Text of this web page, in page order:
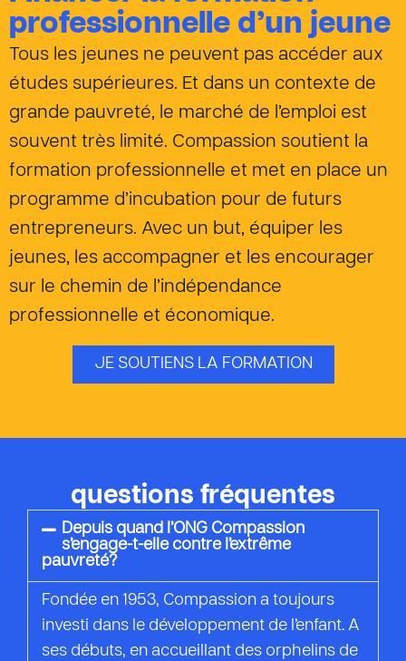
professionnelle d’un jeune
Tous les jeunes ne peuvent pas accéder aux
études supérieures. Et dans un contexte de
grande pauvreté, le marché de l’emploi est
souvent très limité. Compassion soutient la
formation professionnelle et met en place un
programme d’incubation pour de futurs
entrepreneurs. Avec un but, équiper les
jeunes, les accompagner et les encourager
sur le chemin de l’indépendance
professionnelle et économique.
JE SOUTIENS LA FORMATION
questions fréquentes
Depuis quand l’ONG Compassion
s’engage-t-elle contre l’extrême
pauvreté?
Fondée en 1953, Compassion a toujours
investi dans le développement de l’enfant. A
ses débuts, en accueillant des orphelins de